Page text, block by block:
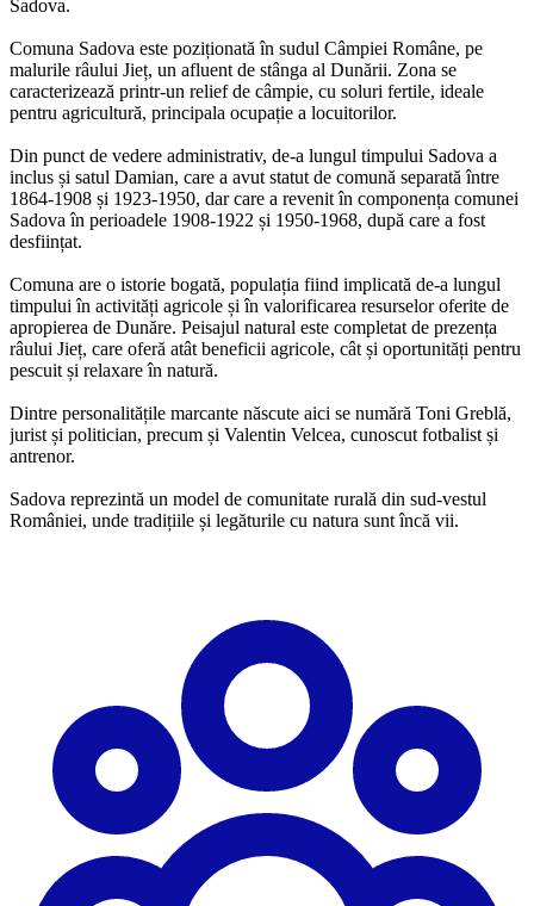
Sadova.
Comuna Sadova este poziționată în sudul Câmpiei Române, pe
malurile râului Jieț, un afluent de stânga al Dunării. Zona se
caracterizează printr-un relief de câmpie, cu soluri fertile, ideale
pentru agricultură, principala ocupație a locuitorilor.
Din punct de vedere administrativ, de-a lungul timpului Sadova a
inclus și satul Damian, care a avut statut de comună separată între
1864-1908 și 1923-1950, dar care a revenit în componența comunei
Sadova în perioadele 1908-1922 și 1950-1968, după care a fost
desființat.
Comuna are o istorie bogată, populația fiind implicată de-a lungul
timpului în activități agricole și în valorificarea resurselor oferite de
apropierea de Dunăre. Peisajul natural este completat de prezența
râului Jieț, care oferă atât beneficii agricole, cât și oportunități pentru
pescuit și relaxare în natură.
Dintre personalitățile marcante născute aici se numără Toni Greblă,
jurist și politician, precum și Valentin Velcea, cunoscut fotbalist și
antrenor.
Sadova reprezintă un model de comunitate rurală din sud-vestul
României, unde tradițiile și legăturile cu natura sunt încă vii.